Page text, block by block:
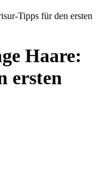
Tipps für den ersten
Haare:
ersten